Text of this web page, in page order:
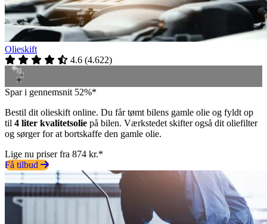
Olieskift
4.6 (4.622)
Spar i gennemsnit 52%*
Bestil dit olieskift online. Du får tømt bilens gamle olie og fyldt op
til 4 liter kvalitetsolie på bilen. Værkstedet skifter også dit oliefilter
og sørger for at bortskaffe den gamle olie.
Lige nu priser fra 874 kr.*
Få tilbud